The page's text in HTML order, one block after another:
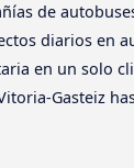
de
diarios en
en un solo
Gasteiz